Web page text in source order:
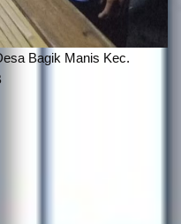
Bagik Manis Kec.